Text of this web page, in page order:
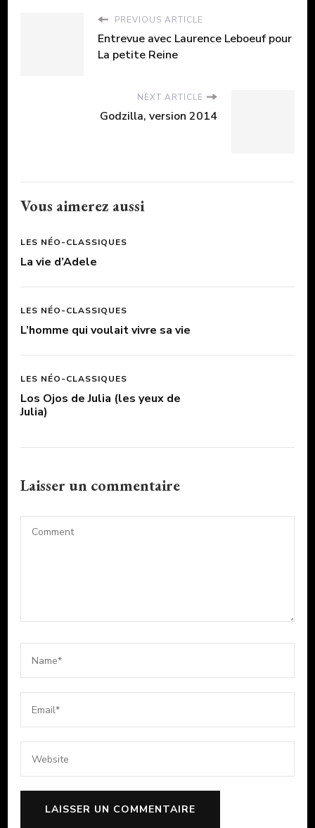
PREVIOUS ARTICLE
Entrevue avec Laurence Leboeuf pour
La petite Reine
NEXT ARTICLE
Godzilla, version 2014
Vous aimerez aussi
LES NÉO-CLASSIQUES
La vie d’Adele
LES NÉO-CLASSIQUES
L’homme qui voulait vivre sa vie
LES NÉO-CLASSIQUES
Los Ojos de Julia (les yeux de
Julia)
Laisser un commentaire